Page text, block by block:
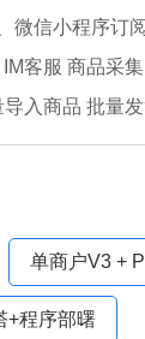
微信小程序订
客服 商品采
入商品 批量
单商户V3 +
+程序部曙